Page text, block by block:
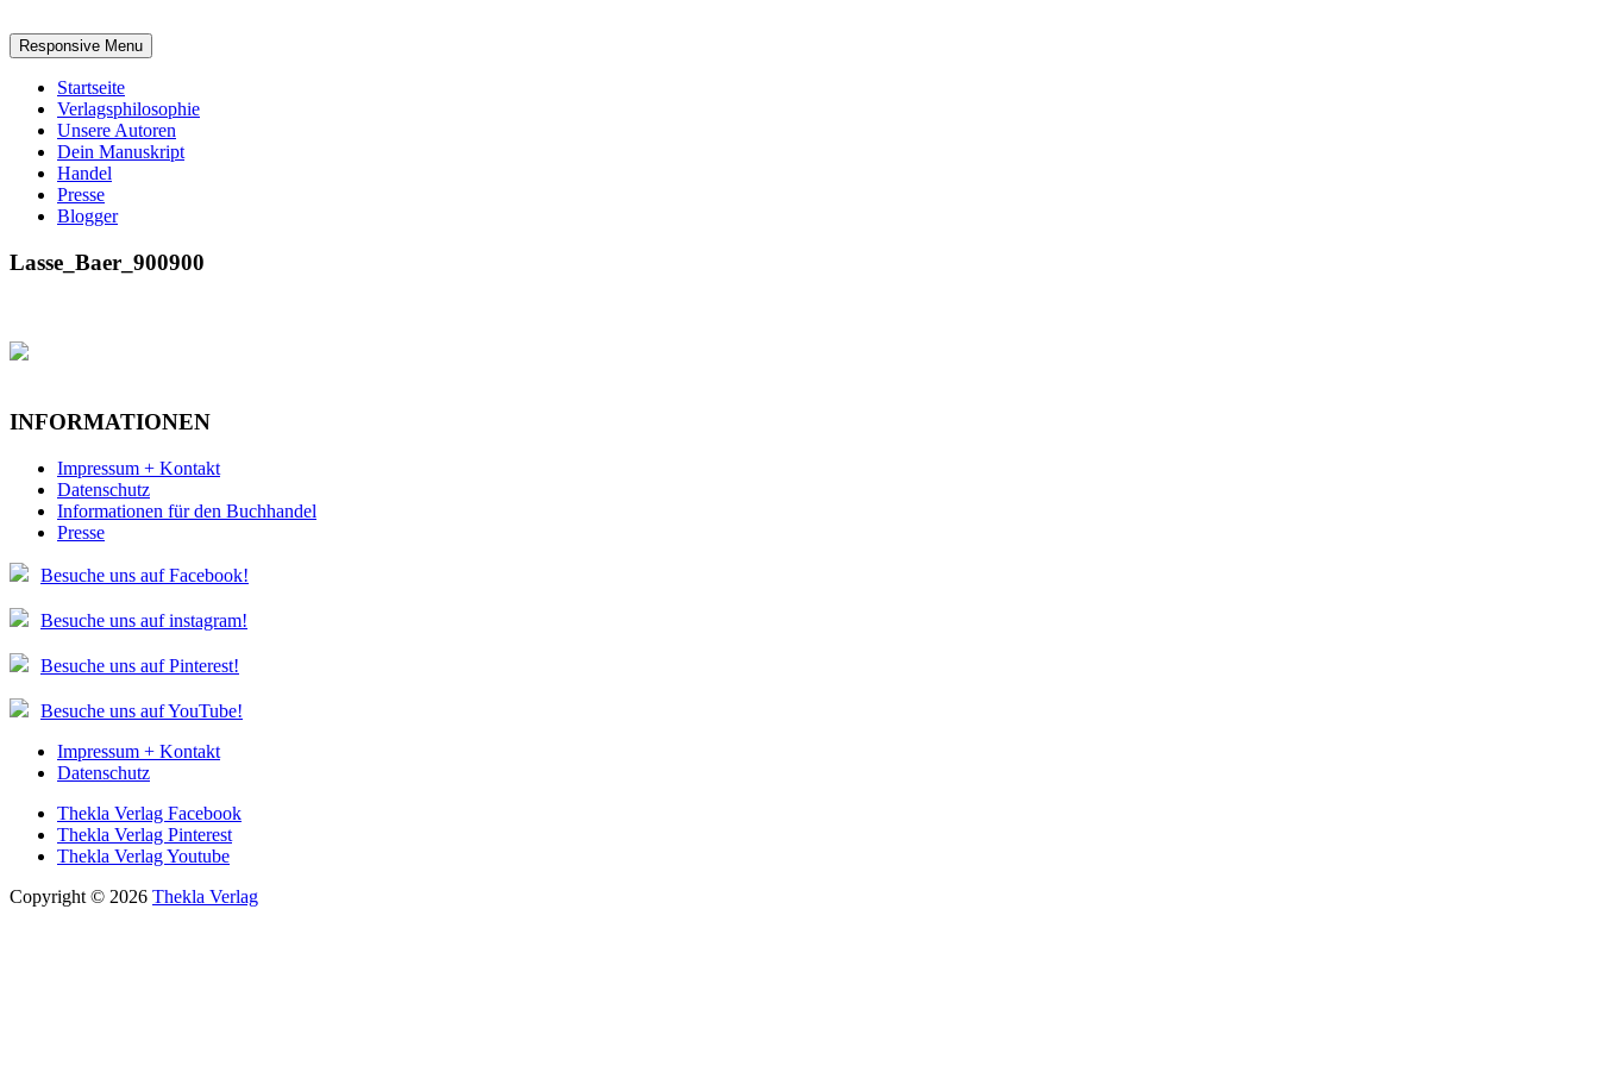
Responsive Menu
Startseite
Verlagsphilosophie
Unsere Autoren
Dein Manuskript
Handel
Presse
Blogger
Lasse_Baer_900900
INFORMATIONEN
Impressum + Kontakt
Datenschutz
Informationen für den Buchhandel
Presse
Besuche uns auf Facebook!
Besuche uns auf instagram!
Besuche uns auf Pinterest!
Besuche uns auf YouTube!
Impressum + Kontakt
Datenschutz
Thekla Verlag Facebook
Thekla Verlag Pinterest
Thekla Verlag Youtube
Copyright © 2026 Thekla Verlag